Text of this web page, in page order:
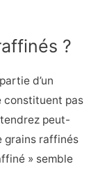
?
d’un
constituent pas
peut-
grains raffinés
» semble